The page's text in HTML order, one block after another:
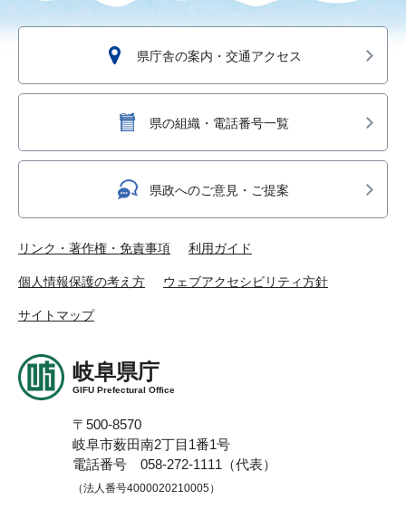
県庁舎の案内・交通アクセス
県の組織・電話番号一覧
県政へのご意見・ご提案
リンク・著作権・免責事項 利用ガイド
個人情報保護の考え方 ウェブアクセシビリティ方針
サイトマップ
岐阜県庁
GIFU Prefectural Office
〒500-8570
岐阜市薮田南2丁目1番1号
電話番号 058-272-1111（代表）
（法人番号4000020210005）